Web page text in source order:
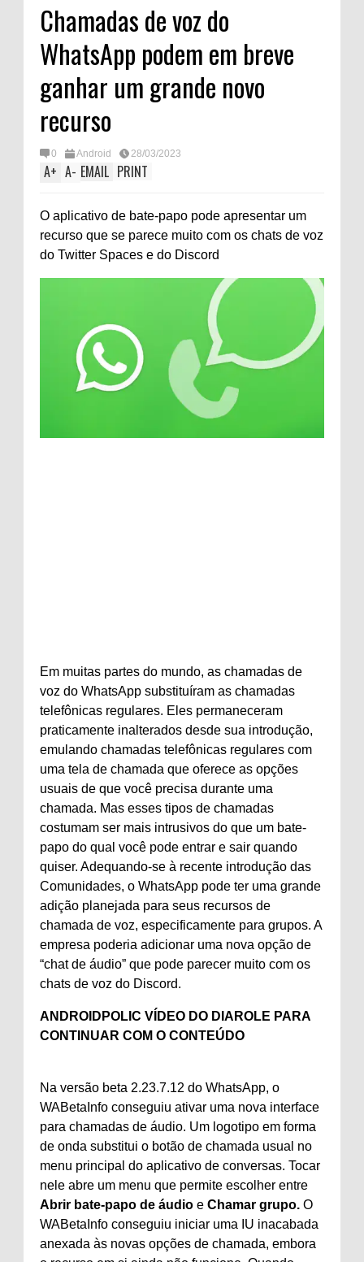
Chamadas de voz do
WhatsApp podem em breve
ganhar um grande novo
recurso
0 Android 28/03/2023
A+ A- EMAIL PRINT
O aplicativo de bate-papo pode apresentar um
recurso que se parece muito com os chats de voz
do Twitter Spaces e do Discord
Em muitas partes do mundo, as chamadas de
voz do WhatsApp substituíram as chamadas
telefônicas regulares. Eles permaneceram
praticamente inalterados desde sua introdução,
emulando chamadas telefônicas regulares com
uma tela de chamada que oferece as opções
usuais de que você precisa durante uma
chamada. Mas esses tipos de chamadas
costumam ser mais intrusivos do que um bate-
papo do qual você pode entrar e sair quando
quiser. Adequando-se à recente introdução das
Comunidades, o WhatsApp pode ter uma grande
adição planejada para seus recursos de
chamada de voz, especificamente para grupos. A
empresa poderia adicionar uma nova opção de
“chat de áudio” que pode parecer muito com os
chats de voz do Discord.
ANDROIDPOLIC VÍDEO DO DIA ROLE PARA
CONTINUAR COM O CONTEÚDO
Na versão beta 2.23.7.12 do WhatsApp, o
WABetaInfo conseguiu ativar uma nova interface
para chamadas de áudio. Um logotipo em forma
de onda substitui o botão de chamada usual no
menu principal do aplicativo de conversas. Tocar
nele abre um menu que permite escolher entre
Abrir bate-papo de áudio e Chamar grupo. O
WABetaInfo conseguiu iniciar uma IU inacabada
anexada às novas opções de chamada, embora